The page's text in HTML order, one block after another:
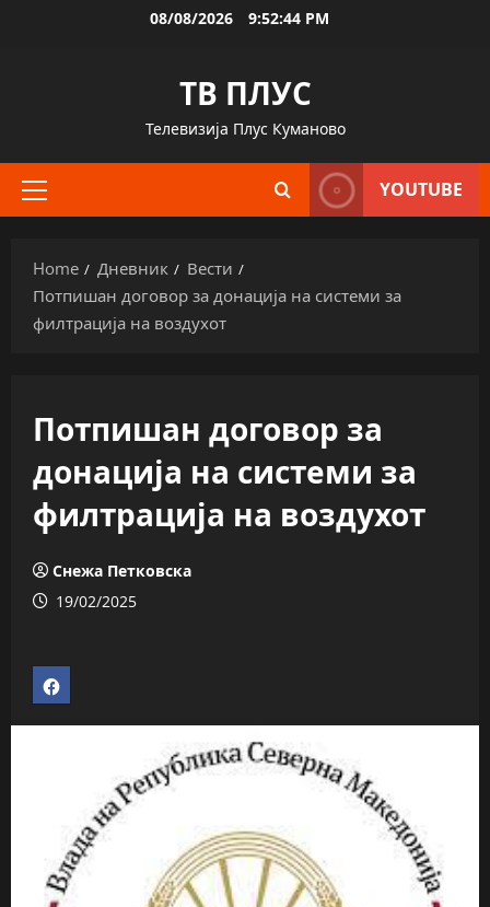
08/08/2026 9:52:44 PM
ТВ ПЛУС
Телевизија Плус Куманово
Primary
YOUTUBE
Home Дневник
Вести
Потпишан договор за донација на системи за
филтрација на воздухот
Потпишан договор за
донација на системи за
филтрација на воздухот
Снежа Петковска
19/02/2025